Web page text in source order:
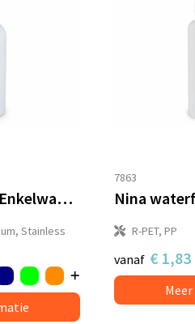
Gerecycled RVS Enkelwandige fles met Karabijnhaak 500ml
Stainless
7863
R-PET, PP
vanaf € 1,83